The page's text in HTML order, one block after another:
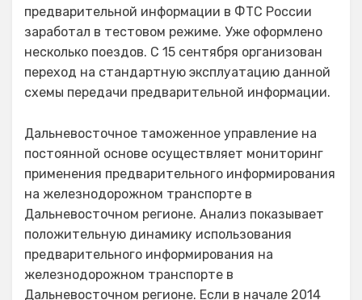
предварительной информации в ФТС России
заработал в тестовом режиме. Уже оформлено
несколько поездов. С 15 сентября организован
переход на стандартную эксплуатацию данной
схемы передачи предварительной информации.
Дальневосточное таможенное управление на
постоянной основе осуществляет мониторинг
применения предварительного информирования
на железнодорожном транспорте в
Дальневосточном регионе. Анализ показывает
положительную динамику использования
предварительного информирования на
железнодорожном транспорте в
Дальневосточном регионе. Если в начале 2014